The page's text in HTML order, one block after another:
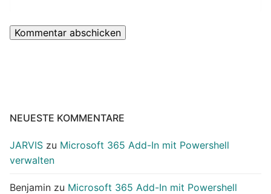
NEUESTE KOMMENTARE
JARVIS zu Microsoft 365 Add-In mit Powershell
verwalten
Benjamin zu Microsoft 365 Add-In mit Powershell